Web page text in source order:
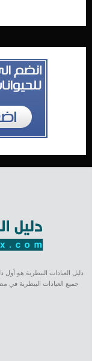
دليل العيادات البيطرية هو
جميع العيادات البيطرية في